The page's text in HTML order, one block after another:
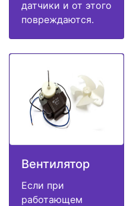
датчики и от этого
повреждаются.
Вентилятор
Если при
работающем